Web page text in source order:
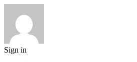
Sign in